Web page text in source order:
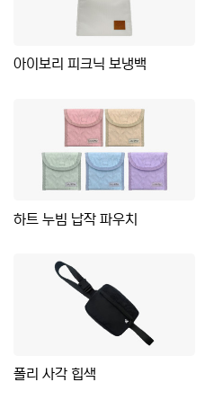
아이보리 피크닉 보냉백
하트 누빔 납작 파우치
폴리 사각 힙색